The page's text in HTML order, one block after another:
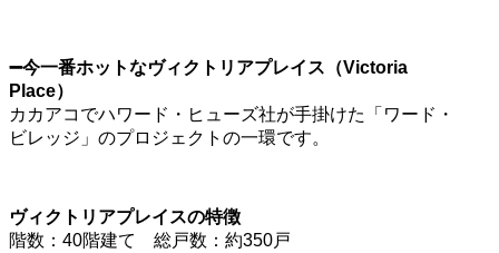
➖今一番ホットなヴィクトリアプレイス（Victoria
Place）
カカアコでハワード・ヒューズ社が手掛けた「ワード・
ビレッジ」のプロジェクトの一環です。
ヴィクトリアプレイスの特徴
階数：40階建て 総戸数：約350戸